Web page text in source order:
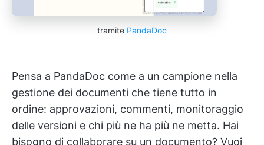
tramite PandaDoc
Pensa a PandaDoc come a un campione nella
gestione dei documenti che tiene tutto in
ordine: approvazioni, commenti, monitoraggio
delle versioni e chi più ne ha più ne metta. Hai
bisogno di collaborare su un documento? Vuoi